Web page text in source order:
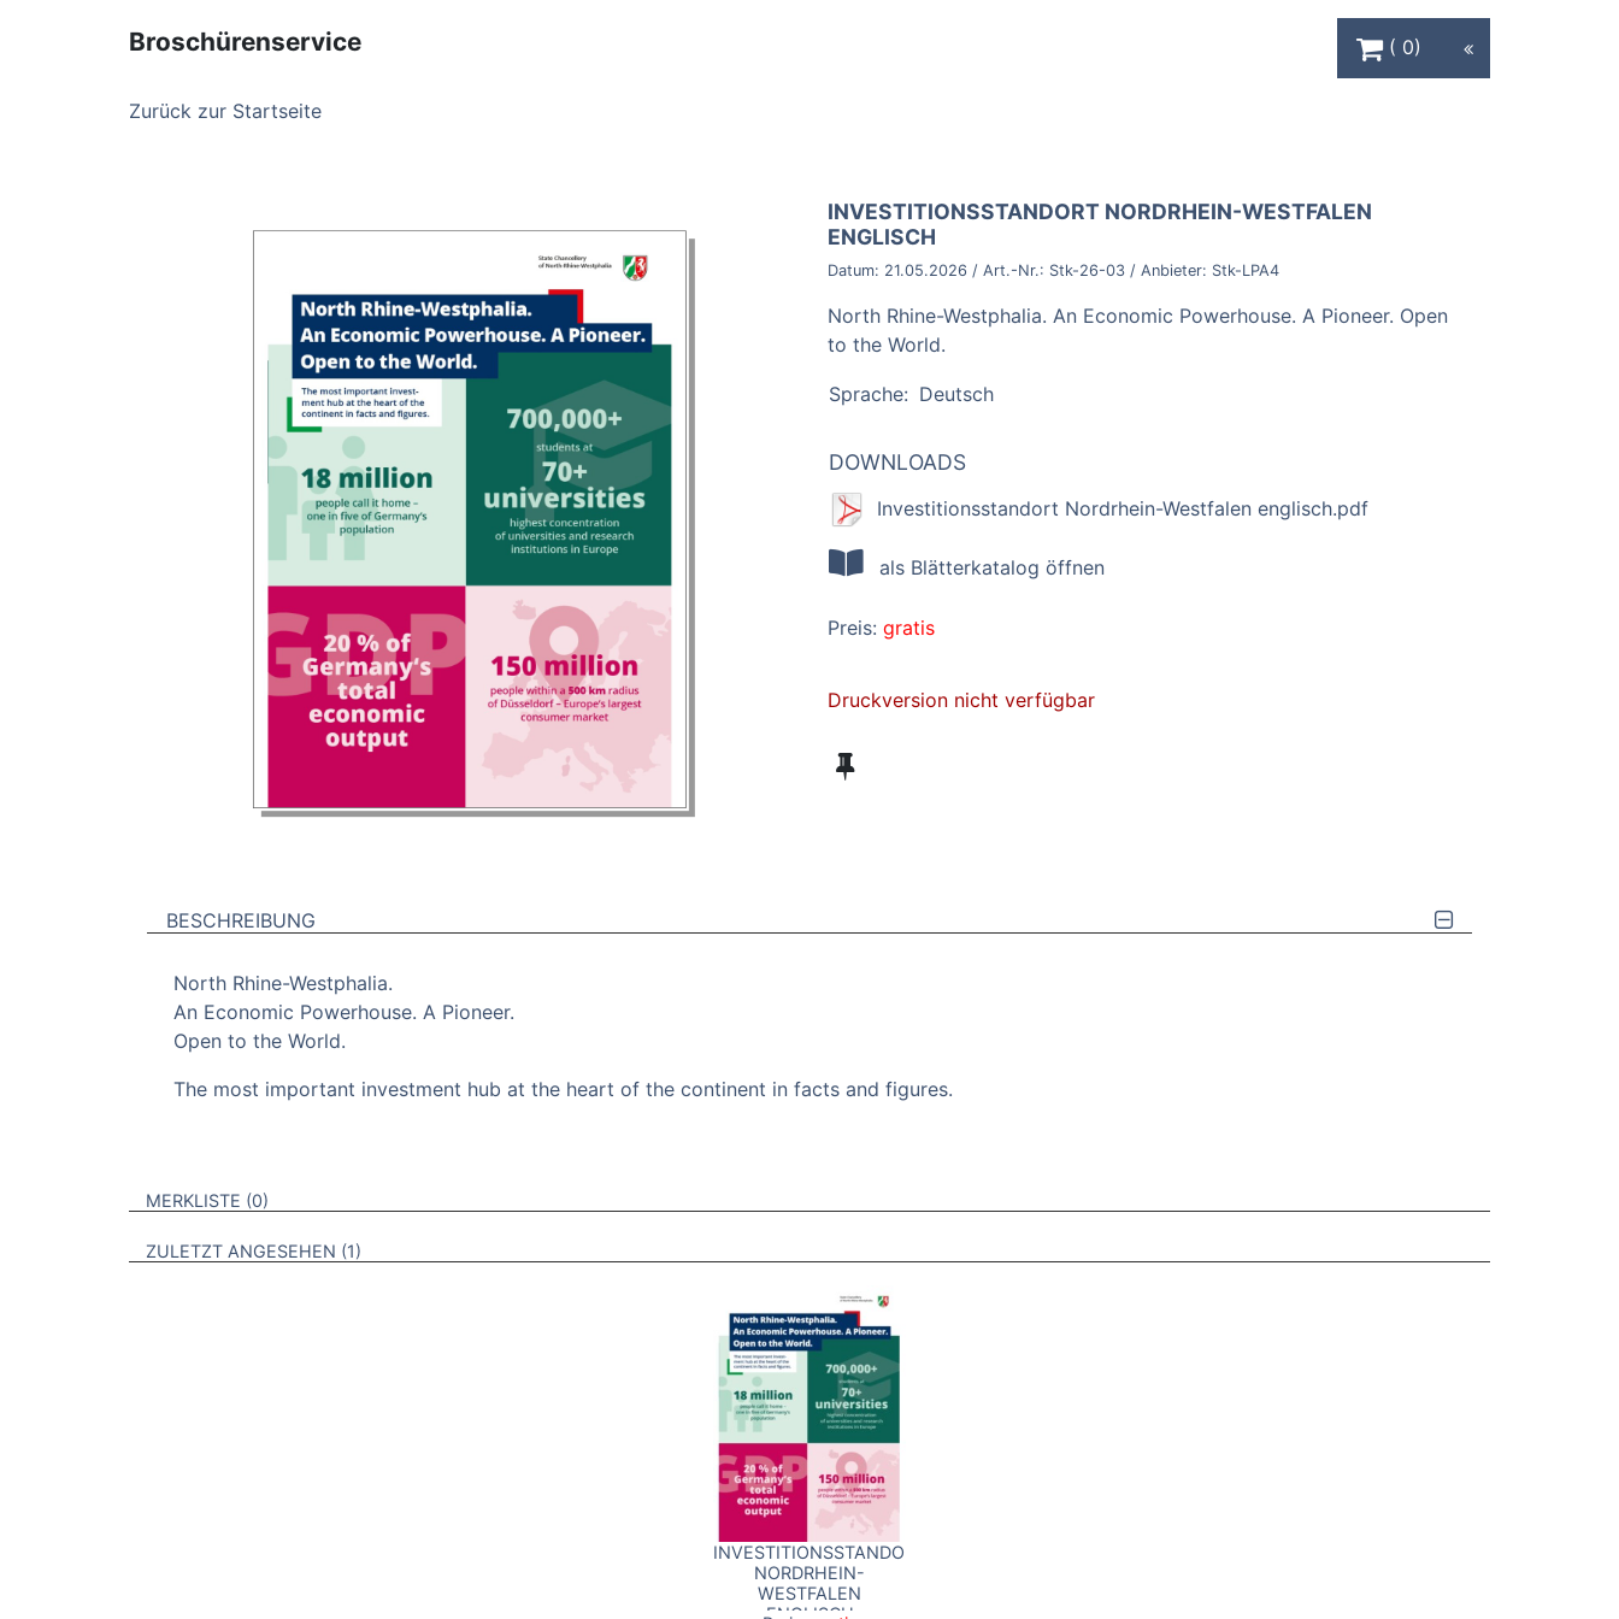
Broschürenservice
0
Zurück zur Startseite
BROSCHÜRE:
INVESTITIONSSTANDORT NORDRHEIN-WESTFALEN
ENGLISCH
Datum: 21.05.2026 / Art.-Nr.: Stk-26-03 / Anbieter: Stk-LPA4
North Rhine-Westphalia. An Economic Powerhouse. A Pioneer. Open
to the World.
Sprache: Deutsch
DOWNLOADS
Investitionsstandort Nordrhein-Westfalen englisch.pdf
als Blätterkatalog öffnen
Preis: gratis
Druckversion nicht verfügbar
BESCHREIBUNG
North Rhine-Westphalia.
An Economic Powerhouse. A Pioneer.
Open to the World.
The most important investment hub at the heart of the continent in facts and figures.
VERWEISE AUF VERMERKTE- ODER ZULETZT ANGESEHENE BROSCHÜREN
MERKLISTE 0
ZULETZT ANGESEHEN 1
INVESTITIONSSTANDORT
NORDRHEIN-
WESTFALEN
ENGLISCH